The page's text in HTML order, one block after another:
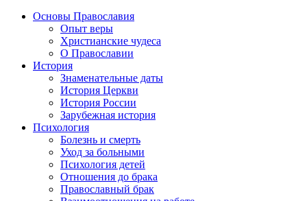
Основы Православия
Опыт веры
Христианские чудеса
О Православии
История
Знаменательные даты
История Церкви
История России
Зарубежная история
Психология
Болезнь и смерть
Уход за больными
Психология детей
Отношения до брака
Православный брак